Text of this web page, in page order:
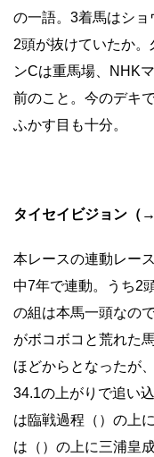
の一語。3着馬はシ
2頭が抜けていたか
ンCは重馬場、NHK
前のこと。今のデキ
ふかす目も十分。
タイセイビジョン（→
本レースの連動レー
中7年で連動。うち2
の組は本馬一頭なの
がボコボコと荒れた
ほどからとなったが
34.1の上がりで追い
は臨戦過程（）の上
は（）の上に三浦皇